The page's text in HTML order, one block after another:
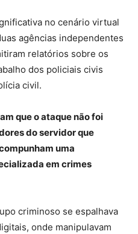
no cenário virtual
agências independentes
relatórios sobre os
dos policiais civis
civil.
que o ataque não foi
do servidor que
uma
em crimes
criminoso se espalhava
onde manipulavam